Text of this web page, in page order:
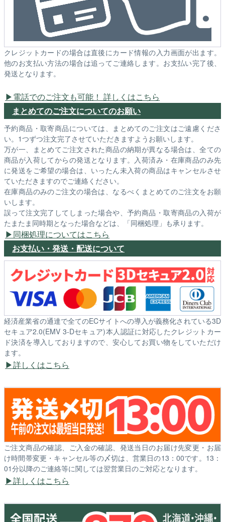
クレジットカードの場合は直後にカード情報の入力画面が出ます。
他のお支払い方法の場合は追ってご連絡します。お支払い完了後、
発送となります。
電話でのご注文も可能！ 詳しくはこちら
まとめてのご注文についてのお願い
予約商品・取寄商品については、まとめてのご注文はご遠慮くださ
い。1つずつ注文完了させていただきますようお願いします。
万が一、まとめてご注文された商品の納期が異なる場合は、全ての
商品が入荷してからの発送となります。入荷済み・在庫商品のみ先
に発送をご希望の場合は、いったん未入荷の商品はキャンセルさせ
ていただきますのでご連絡ください。
在庫商品のみのご注文の場合は、なるべくまとめてのご注文をお願
いします。
誤って注文完了してしまった場合や、予約商品・取寄商品の入荷が
たまたま同時期となった場合などは、「同梱処理」も承ります。
同梱処理についてはこちら
お支払い・発送・配送について
経済産業省の通達で全てのECサイトへの導入が義務化されている3D
セキュア2.0(EMV 3-Dセキュア)本人認証に対応したクレジットカー
ド決済を導入しておりますので、安心してお買い物をしていただけ
ます。
詳しくはこちら
ご注文商品の確認、ご入金の確認、発送当日のお届け先変更・お届
け時間帯変更・キャンセル等の〆切は、営業日の13：00です。13：
01分以降のご連絡等に関しては翌営業日のご対応となります。
詳しくはこちら